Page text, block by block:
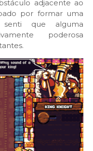
adjacente ao
por formar uma
que alguma
poderosa